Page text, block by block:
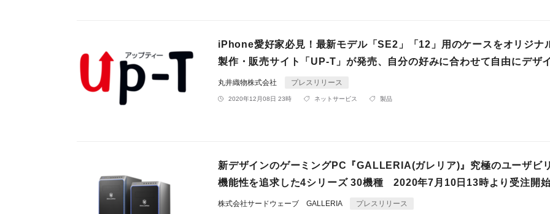
iPhone愛好家必見！最新モデル「SE2」「12」用のケースをオリジナ
製作・販売サイト「UP-T」が発売、自分の好みに合わせて自由にデザ
丸井織物株式会社 プレスリリース
2020年12月08日 23時 ネットサービス 製品
新デザインのゲーミングPC『GALLERIA(ガレリア)』究極のユーザビ
機能性を追求した4シリーズ 30機種 2020年7月10日13時より受注開
株式会社サードウェーブ GALLERIA プレスリリース